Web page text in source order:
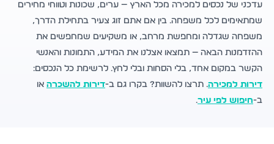
עדכני של נכסים למכירה מכל הארץ — ערים, שכונות וטווחי מחירים
שמתאימים לכל משפחה. בין אם אתם זוג צעיר בתחילת הדרך,
משפחה שגדלה ומחפשת מרחב, או משקיעים שמחפשים את
ההזדמנות הבאה — תמצאו אצלנו את המידע, התמונות והאנשי
הקשר במקום אחד, בלי הסחות ובלי לחץ. לרשימת כל הנכסים:
דירות למכירה. תרצו להשוות? בקרו גם ב-דירות להשכרה או
ב-חיפוש לפי עיר.